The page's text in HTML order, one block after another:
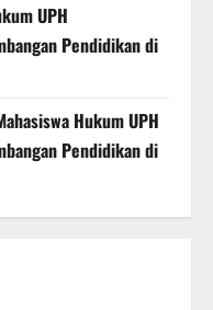
UPH
Pendidikan di
Hukum UPH
Pendidikan di